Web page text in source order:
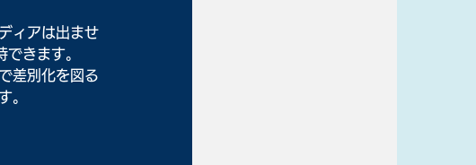
ィアは出ませ
きます。
差別化を図る
。